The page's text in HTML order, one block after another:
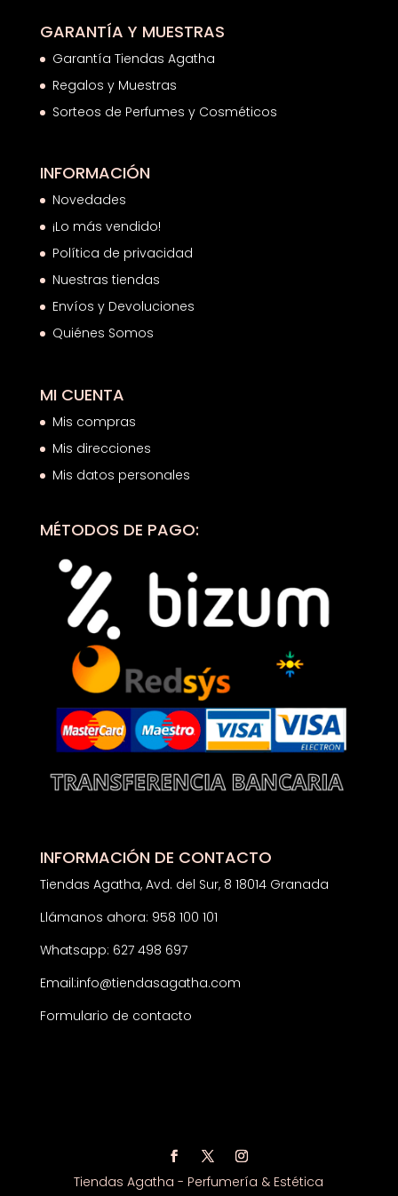
GARANTÍA Y MUESTRAS
Garantía Tiendas Agatha
Regalos y Muestras
Sorteos de Perfumes y Cosméticos
INFORMACIÓN
Novedades
¡Lo más vendido!
Política de privacidad
Nuestras tiendas
Envíos y Devoluciones
Quiénes Somos
MI CUENTA
Mis compras
Mis direcciones
Mis datos personales
MÉTODOS DE PAGO:
INFORMACIÓN DE CONTACTO
Tiendas Agatha, Avd. del Sur, 8 18014 Granada
Llámanos ahora: 958 100 101
Whatsapp: 627 498 697
Email:info@tiendasagatha.com
Formulario de contacto
Tiendas Agatha - Perfumería & Estética